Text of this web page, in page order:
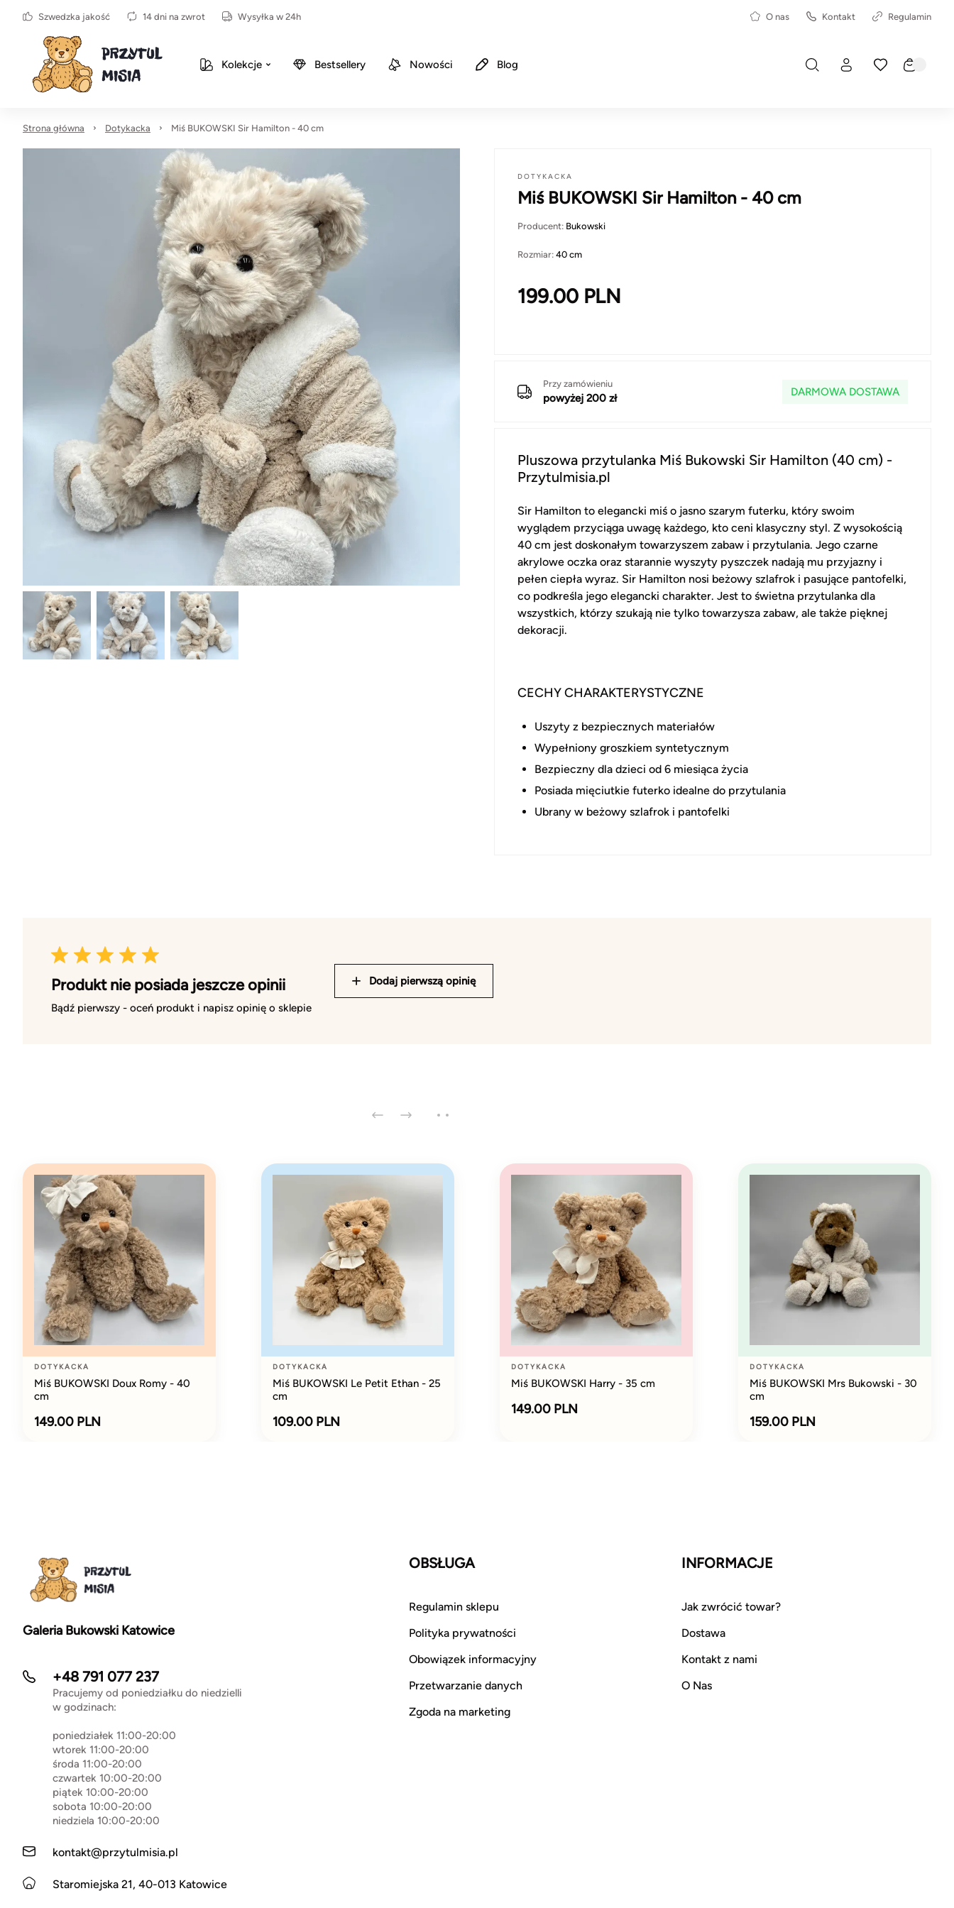
Szwedzka jakość 14 dni na zwrot Wysyłka w 24h O nas Kontakt Regulamin
Kolekcje Bestsellery Nowości Blog
Strona główna Dotykacka Miś BUKOWSKI Sir Hamilton - 40 cm
DOTYKACKA
Miś BUKOWSKI Sir Hamilton - 40 cm
Producent: Bukowski
Rozmiar: 40 cm
199.00 PLN
Przy zamówieniu
powyżej 200 zł
DARMOWA DOSTAWA
Pluszowa przytulanka Miś Bukowski Sir Hamilton (40 cm) -
Przytulmisia.pl
Sir Hamilton to elegancki miś o jasno szarym futerku, który swoim
wyglądem przyciąga uwagę każdego, kto ceni klasyczny styl. Z wysokością
40 cm jest doskonałym towarzyszem zabaw i przytulania. Jego czarne
akrylowe oczka oraz starannie wyszyty pyszczek nadają mu przyjazny i
pełen ciepła wyraz. Sir Hamilton nosi beżowy szlafrok i pasujące pantofelki,
co podkreśla jego elegancki charakter. Jest to świetna przytulanka dla
wszystkich, którzy szukają nie tylko towarzysza zabaw, ale także pięknej
dekoracji.
CECHY CHARAKTERYSTYCZNE
Uszyty z bezpiecznych materiałów
Wypełniony groszkiem syntetycznym
Bezpieczny dla dzieci od 6 miesiąca życia
Posiada mięciutkie futerko idealne do przytulania
Ubrany w beżowy szlafrok i pantofelki
Produkt nie posiada jeszcze opinii
Bądź pierwszy - oceń produkt i napisz opinię o sklepie
Dodaj pierwszą opinię
DOTYKACKA
Miś BUKOWSKI Doux Romy - 40
cm
149.00 PLN
DOTYKACKA
Miś BUKOWSKI Le Petit Ethan - 25
cm
109.00 PLN
DOTYKACKA
Miś BUKOWSKI Harry - 35 cm
149.00 PLN
DOTYKACKA
Miś BUKOWSKI Mrs Bukowski - 30
cm
159.00 PLN
Galeria Bukowski Katowice
+48 791 077 237
Pracujemy od poniedziałku do niedzielli
w godzinach:
poniedziałek 11:00-20:00
wtorek 11:00-20:00
środa 11:00-20:00
czwartek 10:00-20:00
piątek 10:00-20:00
sobota 10:00-20:00
niedziela 10:00-20:00
kontakt@przytulmisia.pl
Staromiejska 21, 40-013 Katowice
OBSŁUGA
Regulamin sklepu
Polityka prywatności
Obowiązek informacyjny
Przetwarzanie danych
Zgoda na marketing
INFORMACJE
Jak zwrócić towar?
Dostawa
Kontakt z nami
O Nas